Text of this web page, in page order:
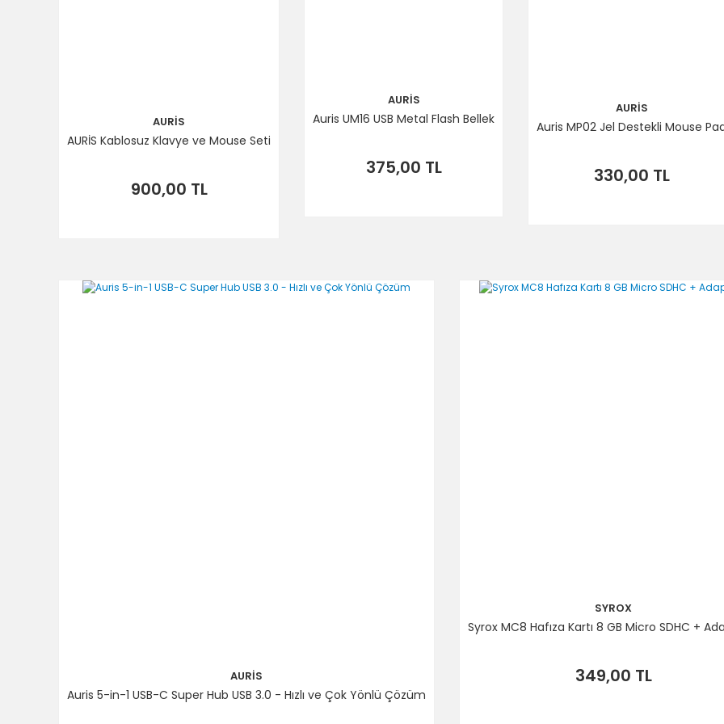
AURİS
AURİS Kablosuz Klavye ve Mouse Seti
900,00 TL
AURİS
Auris UM16 USB Metal Flash Bellek
375,00 TL
AURİS
Auris MP02 Jel Destekli Mouse
330,00 TL
AURİS
Auris 5-in-1 USB-C Super Hub USB 3.0 - Hızlı ve Çok Yönlü Çözüm
SYROX
Syrox MC8 Hafıza Kartı 8 GB Micro SDHC +
349,00 TL